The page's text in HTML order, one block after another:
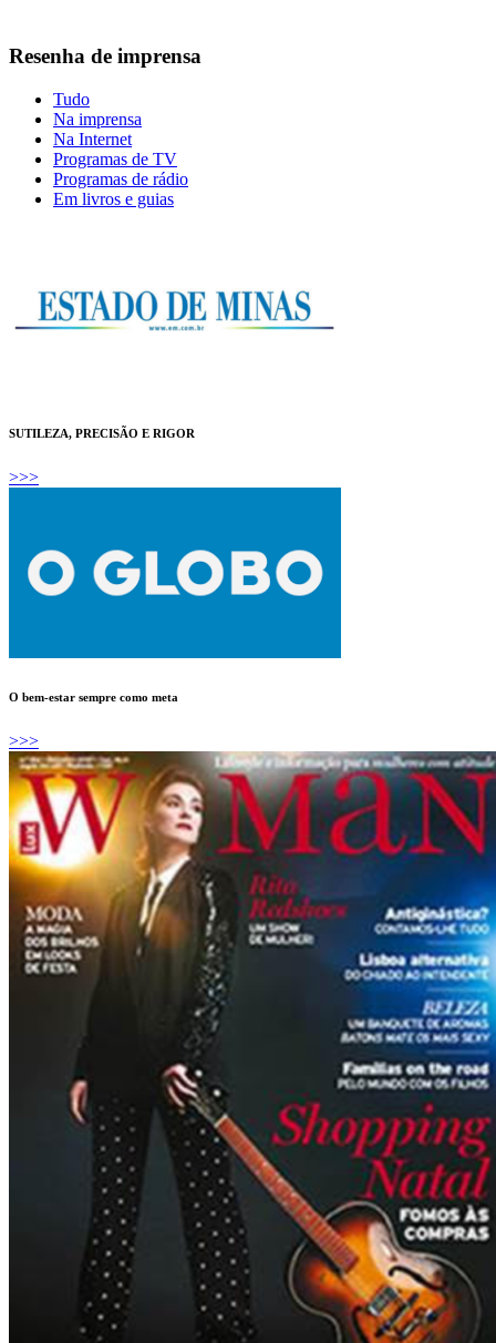
Resenha de imprensa
Tudo
Na imprensa
Na Internet
Programas de TV
Programas de rádio
Em livros e guias
SUTILEZA, PRECISÃO E RIGOR
>>>
O bem-estar sempre como meta
>>>